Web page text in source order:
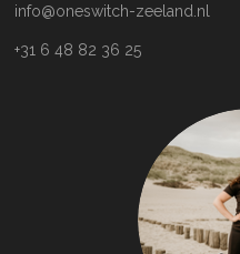
info@oneswitch-zeeland.nl
+31 6 48 82 36 25